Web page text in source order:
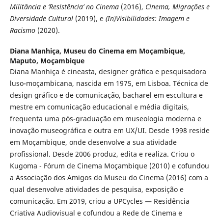
Militância e ‘Resistência’ no Cinema(2016), Cinema, Migrações e
Diversidade Cultural(2019), e (In)Visibilidades: Imagem e
Racismo(2020).
Diana Manhiça, Museu do Cinema em Moçambique,
Maputo, Moçambique
Diana Manhiça é cineasta, designer gráfica e pesquisadora
luso-moçambicana, nascida em 1975, em Lisboa. Técnica de
design gráfico e de comunicação, bacharel em escultura e
mestre em comunicação educacional e média digitais,
frequenta uma pós-graduação em museologia moderna e
inovação museográfica e outra em UX/UI. Desde 1998 reside
em Moçambique, onde desenvolve a sua atividade
profissional. Desde 2006 produz, edita e realiza. Criou o
Kugoma - Fórum de Cinema Moçambique (2010) e cofundou
a Associação dos Amigos do Museu do Cinema (2016) com a
qual desenvolve atividades de pesquisa, exposição e
comunicação. Em 2019, criou a UPCycles — Residência
Criativa Audiovisual e cofundou a Rede de Cinema e